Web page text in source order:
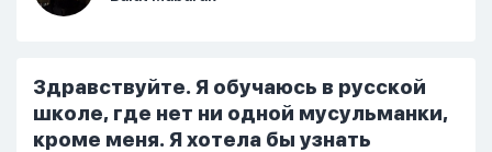
свершится . Я по немножко изучаю
ислам, мне самой интересно много
чего знать что...
Здравствуйте. Я обучаюсь в русской
школе, где нет ни одной мусульманки,
кроме меня. Я хотела бы узнать